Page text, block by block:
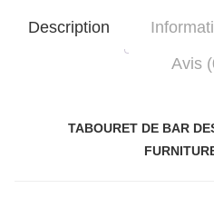
Description
Avis
TABOURET DE BAR